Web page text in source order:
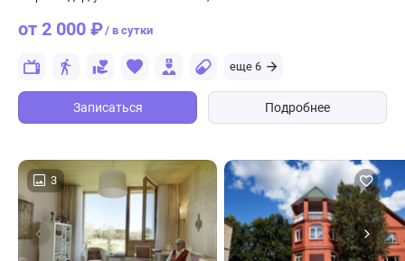
от 2 000 ₽/ в сутки
еще 6
Записаться Подробнее
3